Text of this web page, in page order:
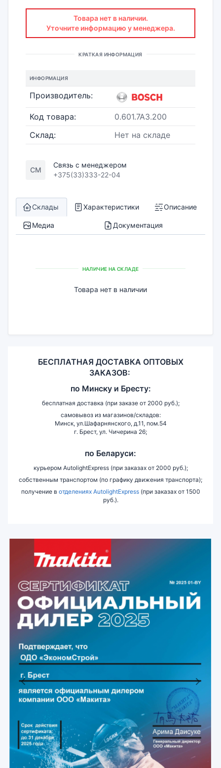
Товара нет в наличии.
Уточните информацию у менеджера.
КРАТКАЯ ИНФОРМАЦИЯ
ИНФОРМАЦИЯ
Производитель:
Код товара:
0.601.7A3.200
Склад:
Нет на складе
СМ
Связь с менеджером
+375(33)333-22-04
Склады Характеристики Описание
Медиа Документация
НАЛИЧИЕ НА СКЛАДЕ
Товара нет в наличии
БЕСПЛАТНАЯ ДОСТАВКА ОПТОВЫХ
ЗАКАЗОВ:
по Минску и Бресту:
бесплатная доставка (при заказе от 2000 руб.);
самовывоз из магазинов/складов:
Минск, ул.Шафарнянского, д.11, пом.54
г. Брест, ул. Чичерина 26;
по Беларуси:
курьером AutolightExpress (при заказах от 2000 руб.);
собственным транспортом (по графику движения транспорта);
получение в отделениях AutolightExpress(при заказах от 1500
руб.).
Previous Next